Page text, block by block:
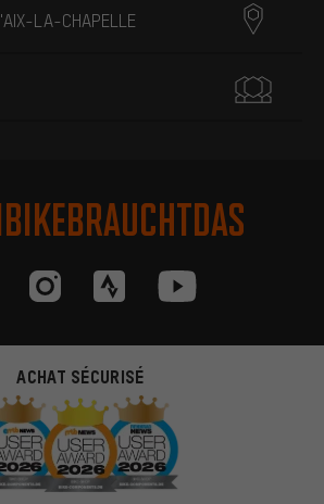
LA-CHAPELLE
ACHAT SÉCURISÉ